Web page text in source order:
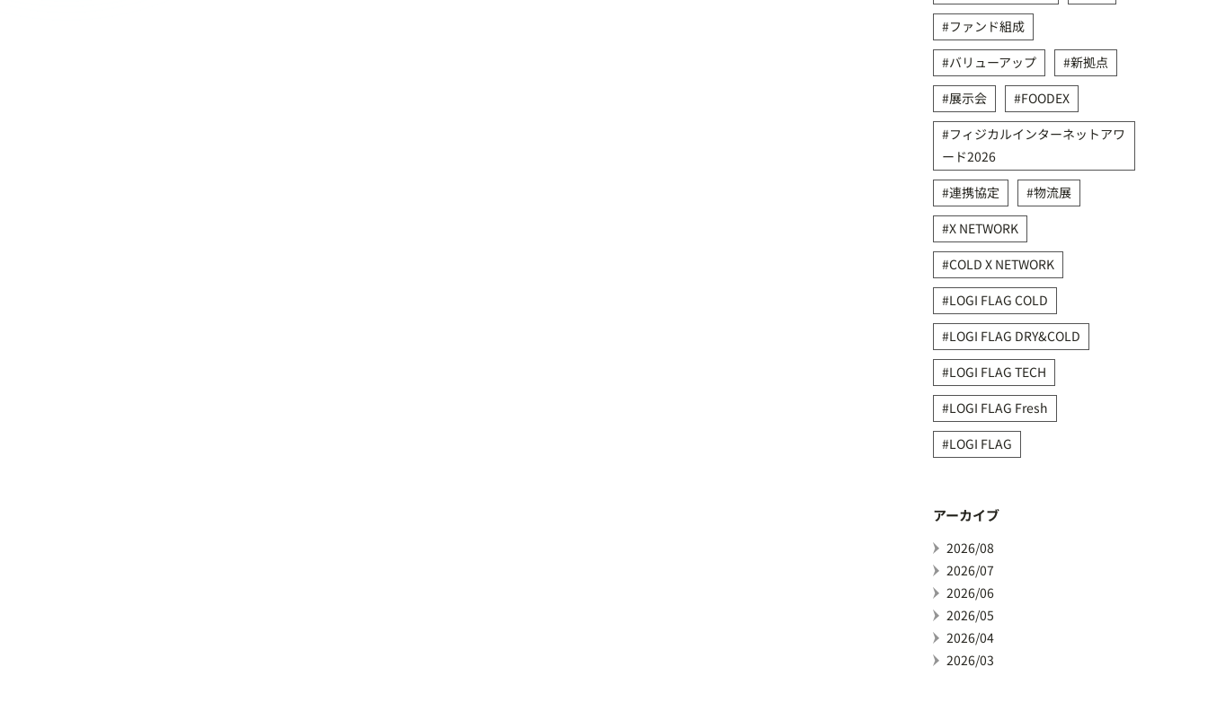
ファンド組成
バリューアップ
新拠点
展示会
FOODEX
フィジカルインターネットアワ
ード2026
連携協定
物流展
X NETWORK
COLD X NETWORK
LOGI FLAG COLD
LOGI FLAG DRY&COLD
LOGI FLAG TECH
LOGI FLAG Fresh
LOGI FLAG
アーカイブ
2026/08
2026/07
2026/06
2026/05
2026/04
2026/03